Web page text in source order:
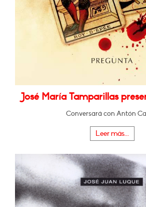
José María Tamparillas
Conversará con Antón
Leer más...